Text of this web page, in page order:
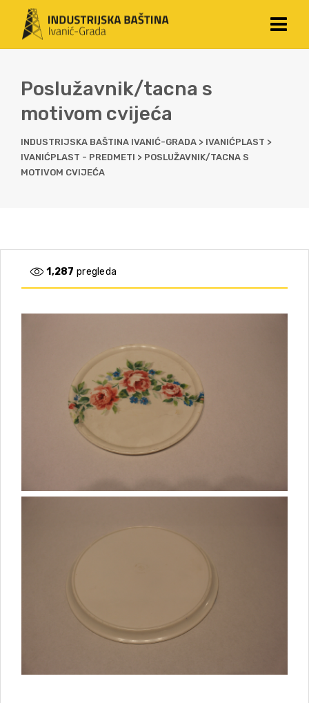
Poslužavnik/tacna s
motivom cvijeća
INDUSTRIJSKA BAŠTINA IVANIĆ-GRADA > IVANIĆPLAST >
IVANIĆPLAST - PREDMETI > POSLUŽAVNIK/TACNA S
MOTIVOM CVIJEĆA
1,287 pregleda